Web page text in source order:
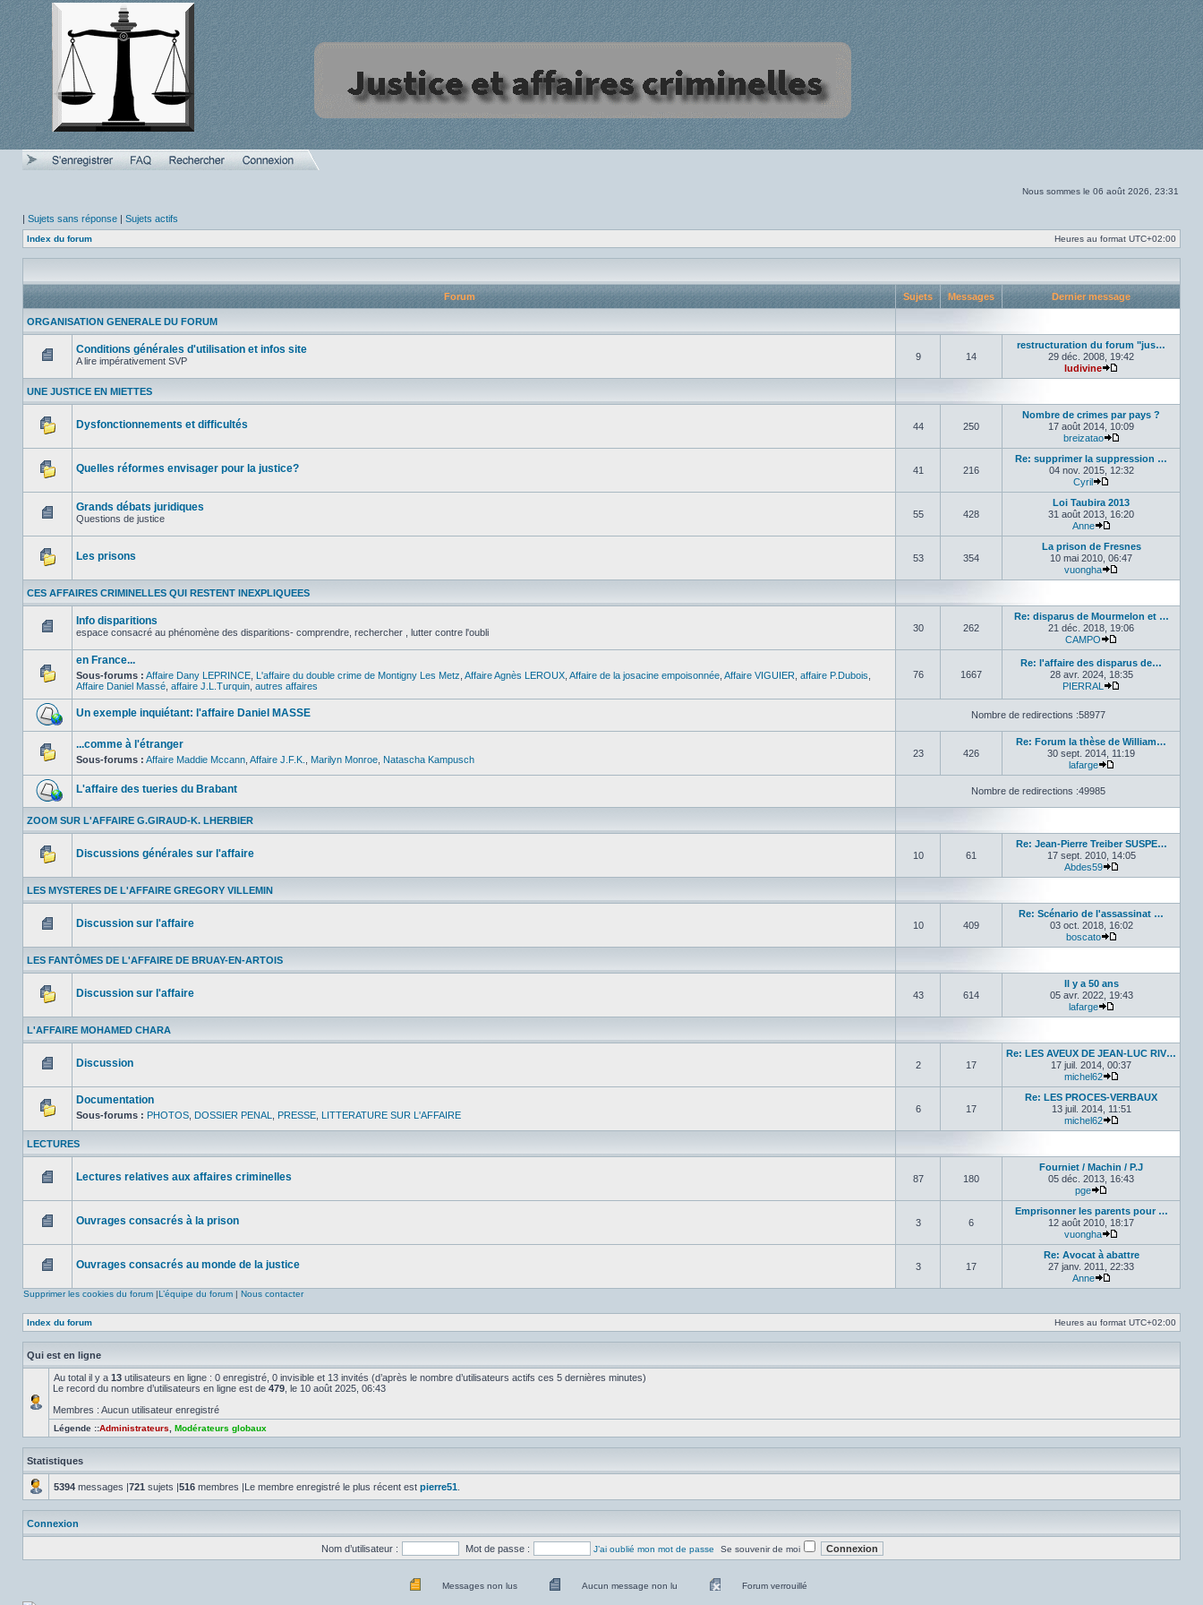
Nous sommes le 06 août 2026, 23:31
| Sujets sans réponse | Sujets actifs
Index du forum Heures au format UTC+02:00
Forum Sujets Messages Dernier message
ORGANISATION GENERALE DU FORUM
message
non
lu
Conditions générales d'utilisation et infos site
A lire impérativement SVP 9 14
restructuration du forum "jus…
29 déc. 2008, 19:42
ludivine
Voir le dernier
UNE JUSTICE EN MIETTES
message
Dysfonctionnements et difficultés 44 250
Nombre de crimes par pays ?
17 août 2014, 10:09
breizatao
Voir le dernier
message
non
Quelles réformes envisager pour la justice? 41 216
Re: supprimer la suppression …
04 nov. 2015, 12:32
Cyril
Voir le dernier
message
Grands débats juridiques
Questions de justice 55 428
Loi Taubira 2013
31 août 2013, 16:20
Anne
Voir le dernier
message
non
lu
Les prisons 53 354
La prison de Fresnes
10 mai 2010, 06:47
vuongha
Voir le dernier
CES AFFAIRES CRIMINELLES QUI RESTENT INEXPLIQUEES
message
non
Info disparitions
espace consacré au phénomène des disparitions- comprendre, rechercher , lutter contre l'oubli 30 262
Re: disparus de Mourmelon et …
21 déc. 2018, 19:06
CAMPO
Voir le dernier
Aucun
message
non
en France...
Sous-forums : Affaire Dany LEPRINCE L'affaire du double crime de Montigny Les Metz Affaire Agnès LEROUX Affaire de la josacine empoisonnée Affaire VIGUIER affaire P.Dubois
Affaire Daniel Massé affaire J.L.Turquin autres affaires
76 1667
Re: l'affaire des disparus de…
28 avr. 2024, 18:35
PIERRAL
Aucun
message
non
Un exemple inquiétant: l'affaire Daniel MASSE Nombre de redirections :58977
message
non
...comme à l'étranger
Sous-forums : Affaire Maddie Mccann Affaire J.F.K. Marilyn Monroe Natascha Kampusch
23 426
Re: Forum la thèse de William…
30 sept. 2014, 11:19
lafarge
Voir le dernier
Aucun
message
non
lu
L'affaire des tueries du Brabant Nombre de redirections :49985
ZOOM SUR L'AFFAIRE G.GIRAUD-K. LHERBIER
message
non
lu
Discussions générales sur l'affaire 10 61
Re: Jean-Pierre Treiber SUSPE…
17 sept. 2010, 14:05
Abdes59
Voir le dernier
LES MYSTERES DE L'AFFAIRE GREGORY VILLEMIN
message
non
lu
Discussion sur l'affaire 10 409
Re: Scénario de l'assassinat …
03 oct. 2018, 16:02
boscato
Voir le dernier
LES FANTÔMES DE L'AFFAIRE DE BRUAY-EN-ARTOIS
message
non
lu
Discussion sur l'affaire 43 614
Il y a 50 ans
05 avr. 2022, 19:43
lafarge
Voir le dernier
L'AFFAIRE MOHAMED CHARA
message
non
Discussion 2 17
Re: LES AVEUX DE JEAN-LUC RIV…
17 juil. 2014, 00:37
michel62
Voir le dernier
message
non
lu
Documentation
Sous-forums : PHOTOS DOSSIER PENAL PRESSE LITTERATURE SUR L'AFFAIRE
6 17
Re: LES PROCES-VERBAUX
13 juil. 2014, 11:51
michel62
Voir le dernier
LECTURES
message
Lectures relatives aux affaires criminelles 87 180
Fourniet / Machin / P.J
05 déc. 2013, 16:43
pge
Voir le dernier
message
Ouvrages consacrés à la prison 3 6
Emprisonner les parents pour …
12 août 2010, 18:17
vuongha
Voir le dernier
message
Ouvrages consacrés au monde de la justice 3 17
Re: Avocat à abattre
27 janv. 2011, 22:33
Anne
Voir le dernier
Supprimer les cookies du forum |L’équipe du forum | Nous contacter
Index du forum Heures au format UTC+02:00
Qui est en ligne
Au total il y a 13 utilisateurs en ligne : 0 enregistré, 0 invisible et 13 invités (d’après le nombre d’utilisateurs actifs ces 5 dernières minutes)
Le record du nombre d’utilisateurs en ligne est de 479 , le 10 août 2025, 06:43
Membres : Aucun utilisateur enregistré
Légende ::Administrateurs Modérateurs globaux
Statistiques
5394 messages |721 sujets |516 membres |Le membre enregistré le plus récent est pierre51
Connexion
Nom d’utilisateur : Mot de passe : J’ai oublié mon mot de passe Se souvenir de moi
Messages non lus
Aucun message non lu
Forum verrouillé